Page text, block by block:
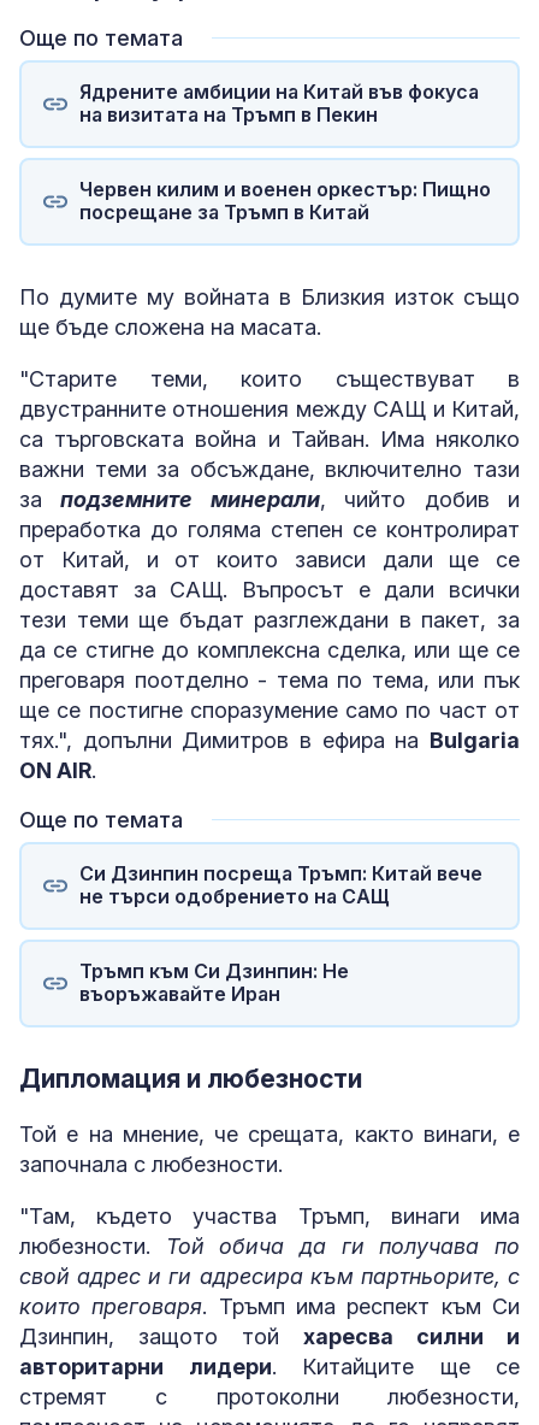
Още по темата
Ядрените амбиции на Китай във фокуса
на визитата на Тръмп в Пекин
Червен килим и военен оркестър: Пищно
посрещане за Тръмп в Китай
По думите му войната в Близкия изток също
ще бъде сложена на масата.
"Старите теми, които съществуват в
двустранните отношения между САЩ и Китай,
са търговската война и Тайван. Има няколко
важни теми за обсъждане, включително тази
заподземните минерали, чийто добив и
преработка до голяма степен се контролират
от Китай, и от които зависи дали ще се
доставят за САЩ. Въпросът е дали всички
тези теми ще бъдат разглеждани в пакет, за
да се стигне до комплексна сделка, или ще се
преговаря поотделно - тема по тема, или пък
ще се постигне споразумение само по част от
тях.", допълни Димитров в ефира на Bulgaria
ON AIR.
Още по темата
Си Дзинпин посреща Тръмп: Китай вече
не търси одобрението на САЩ
Тръмп към Си Дзинпин: Не
въоръжавайте Иран
Дипломация и любезности
Той е на мнение, че срещата, както винаги, е
започнала с любезности.
"Там, където участва Тръмп, винаги има
любезности. Той обича да ги получава по
свой адрес и ги адресира към партньорите, с
които преговаря. Тръмп има респект към Си
Дзинпин, защото той харесва силни и
авторитарни лидери. Китайците ще се
стремят с протоколни любезности,